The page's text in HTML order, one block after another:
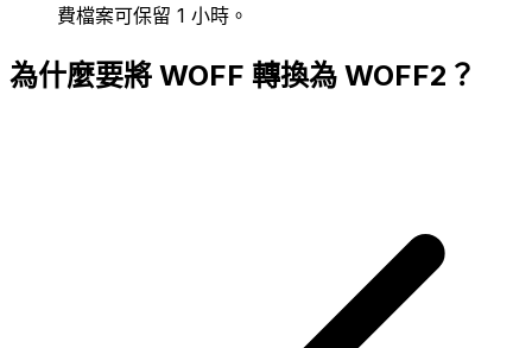
費檔案可保留 1 小時。
為什麼要將 WOFF 轉換為 WOFF2？